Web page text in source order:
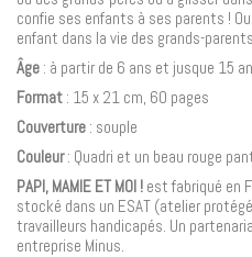
confie ses enfants à ses parents !
enfant dans la vie des grands-
Âge : à partir de 6 ans et jusque 15
Format : 15 x 21 cm, 60 pages
Couverture : souple
Couleur: Quadri et un beau rouge
PAPI, MAMIE ET MOI ! est fabriqué en
stocké dans un ESAT (atelier
travailleurs handicapés. Un
entreprise Minus.